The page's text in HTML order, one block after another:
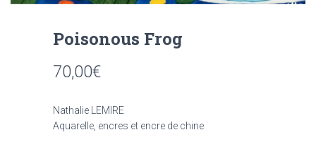
Poisonous Frog
70,00€
Nathalie LEMIRE
Aquarelle, encres et encre de chine